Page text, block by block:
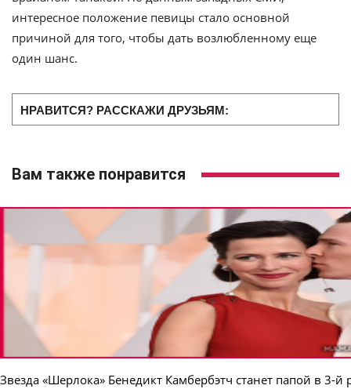
интересное положение певицы стало основной
причиной для того, чтобы дать возлюбленному еще
один шанс.
НРАВИТСЯ? РАССКАЖИ ДРУЗЬЯМ:
Вам также понравится
Звезда «Шерлока» Бенедикт Камбербэтч станет папой в 3-й